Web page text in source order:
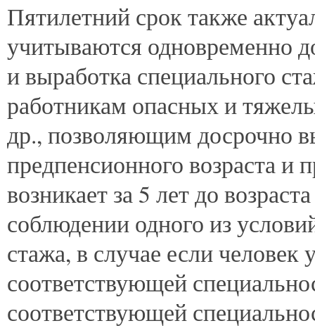
Пятилетний срок также
учитываются одновременно
и выработка специального
работникам опасных и
др., позволяющим досрочно
предпенсионного возраста и
возникает за 5 лет до
соблюдении одного из
стажа, в случае если человек
соответствующей
соответствующей